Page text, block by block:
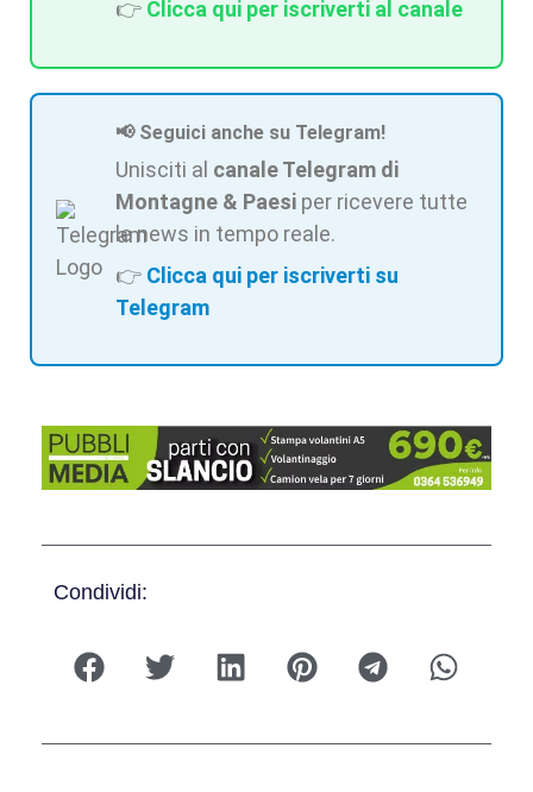
👉 Clicca qui per iscriverti al canale
📢 Seguici anche su Telegram!
Unisciti al canale Telegram di
Montagne & Paesi per ricevere tutte
le news in tempo reale.
👉 Clicca qui per iscriverti su
Telegram
Condividi: